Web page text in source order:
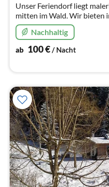
Unser Feriendorf liegt
mitten im Wald. Wir bieten
Umgebung komfortable,
Ferienhäuser.
Nachhaltig
ab 100€/ Nacht